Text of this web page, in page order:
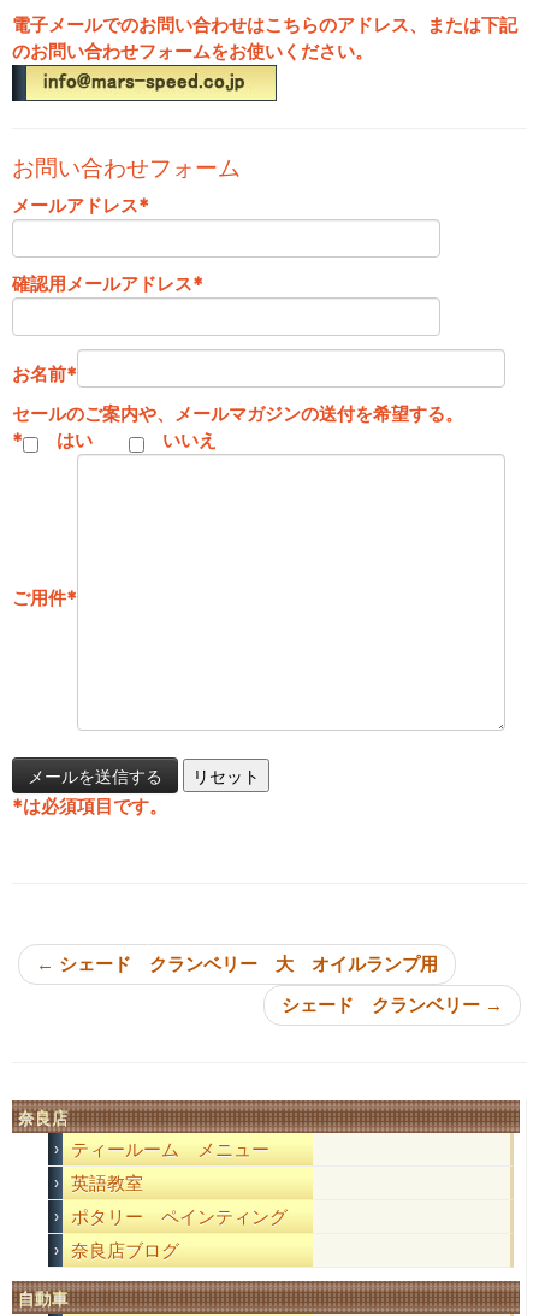
電子メールでのお問い合わせはこちらのアドレス、または下記
のお問い合わせフォームをお使いください。
お問い合わせフォーム
メールアドレス*
確認用メールアドレス*
お名前*
セールのご案内や、メールマガジンの送付を希望する。
*
はい いいえ
ご用件*
*は必須項目です。
← シェード クランベリー 大 オイルランプ用
シェード クランベリー →
奈良店
ティールーム メニュー
英語教室
ポタリー ペインティング
奈良店ブログ
自動車